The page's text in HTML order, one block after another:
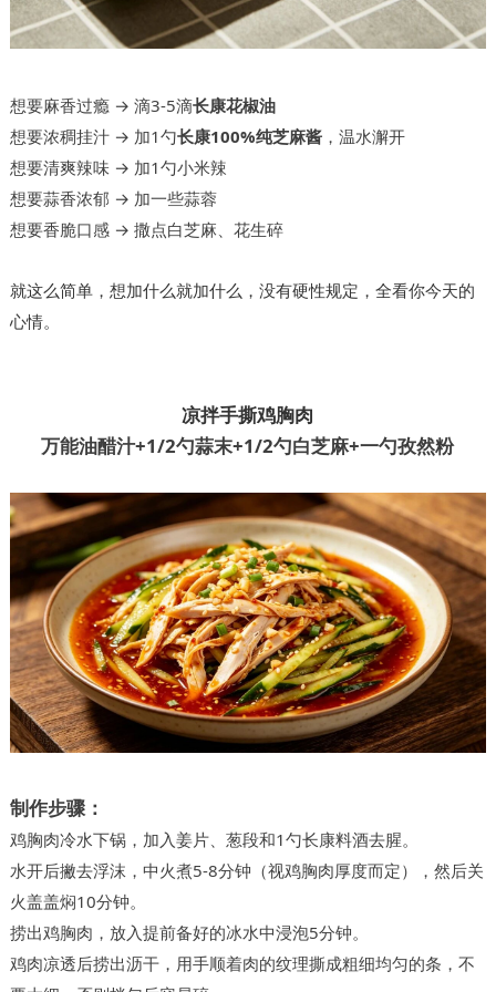
想要麻香过瘾 → 滴3-5滴长康花椒油
想要浓稠挂汁 → 加1勺长康100%纯芝麻酱，温水澥开
想要清爽辣味 → 加1勺小米辣
想要蒜香浓郁 → 加一些蒜蓉
想要香脆口感 → 撒点白芝麻、花生碎
就这么简单，想加什么就加什么，没有硬性规定，全看你今天的
心情。
凉拌手撕鸡胸肉
万能油醋汁+1/2勺蒜末+1/2勺白芝麻+一勺孜然粉
制作步骤：
鸡胸肉冷水下锅，加入姜片、葱段和1勺长康料酒去腥。
水开后撇去浮沫，中火煮5-8分钟（视鸡胸肉厚度而定），然后关
火盖盖焖10分钟。
捞出鸡胸肉，放入提前备好的冰水中浸泡5分钟。
鸡肉凉透后捞出沥干，用手顺着肉的纹理撕成粗细均匀的条，不